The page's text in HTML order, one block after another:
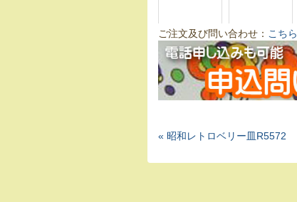
ご注文及び問い合わせ： こちら
« 昭和レトロベリー皿R5572